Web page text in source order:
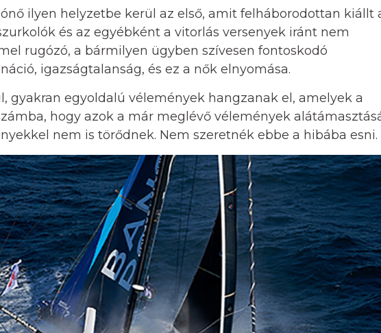
ilyen helyzetbe kerül az első, amit felháborodottan kiállt
és az egyébként a vitorlás versenyek iránt nem
rugózó, a bármilyen ügyben szívesen fontoskodó
igazságtalanság, és ez a nők elnyomása.
gyakran egyoldalú vélemények hangzanak el, amelyek a
hogy azok a már meglévő vélemények
nem is törődnek. Nem szeretnék ebbe a hibába esni.